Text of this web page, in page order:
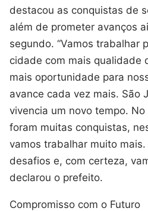
destacou as conquistas de
além de prometer avanços
segundo. “Vamos trabalhar
cidade com mais qualidade
mais oportunidade para
avance cada vez mais. São
vivencia um novo tempo.
foram muitas conquistas,
vamos trabalhar muito
desafios e, com certeza,
declarou o prefeito.
Compromisso com o Futuro